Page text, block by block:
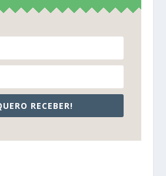
RECEBER!